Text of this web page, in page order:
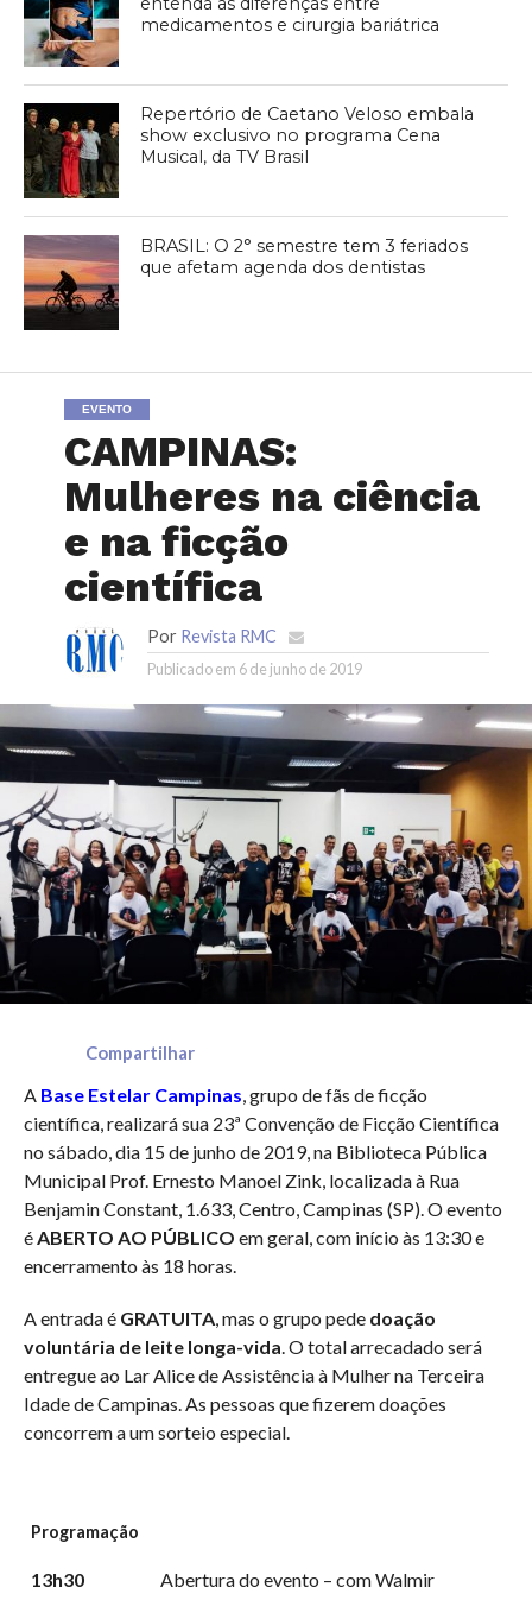
medicamentos e cirurgia bariátrica
Repertório de Caetano Veloso embala
show exclusivo no programa Cena
Musical, da TV Brasil
BRASIL: O 2° semestre tem 3 feriados
que afetam agenda dos dentistas
EVENTO
CAMPINAS:
Mulheres na ciência
e na ficção
científica
Por Revista RMC
Publicado em 6 de junho de 2019
Compartilhar
A Base Estelar Campinas, grupo de fãs de ficção
científica, realizará sua 23ª Convenção de Ficção Científica
no sábado, dia 15 de junho de 2019, na Biblioteca Pública
Municipal Prof. Ernesto Manoel Zink, localizada à Rua
Benjamin Constant, 1.633, Centro, Campinas (SP). O evento
éABERTO AO PÚBLICO em geral, com início às 13:30 e
encerramento às 18 horas.
A entrada é GRATUITA, mas o grupo pede doação
voluntária de leite longa-vida. O total arrecadado será
entregue ao Lar Alice de Assistência à Mulher na Terceira
Idade de Campinas. As pessoas que fizerem doações
concorrem a um sorteio especial.
Programação
13h30
Abertura do evento – com Walmir